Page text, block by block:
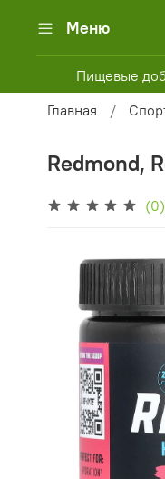
Меню
Пищевые
Главная
Redmond,
(0)